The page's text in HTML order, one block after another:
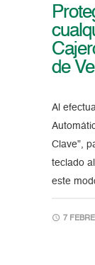
de
Al
Clave”,
teclado
este
7